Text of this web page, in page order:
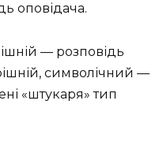
оповідача.
— розповідь
символічний —
«штукаря» тип